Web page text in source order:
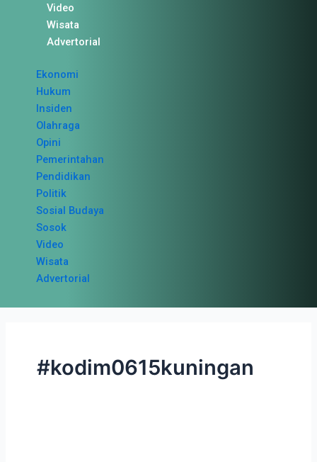
Video
Wisata
Advertorial
Ekonomi
Hukum
Insiden
Olahraga
Opini
Pemerintahan
Pendidikan
Politik
Sosial Budaya
Sosok
Video
Wisata
Advertorial
#kodim0615kuningan